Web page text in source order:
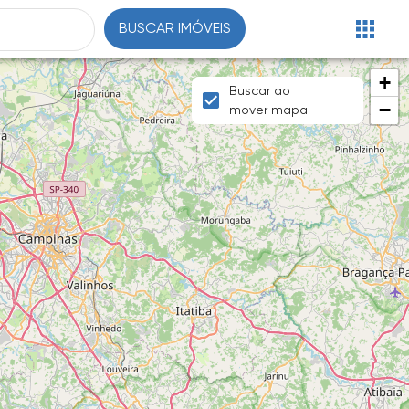
BUSCAR IMÓVEIS
+
−
Buscar ao
mover mapa